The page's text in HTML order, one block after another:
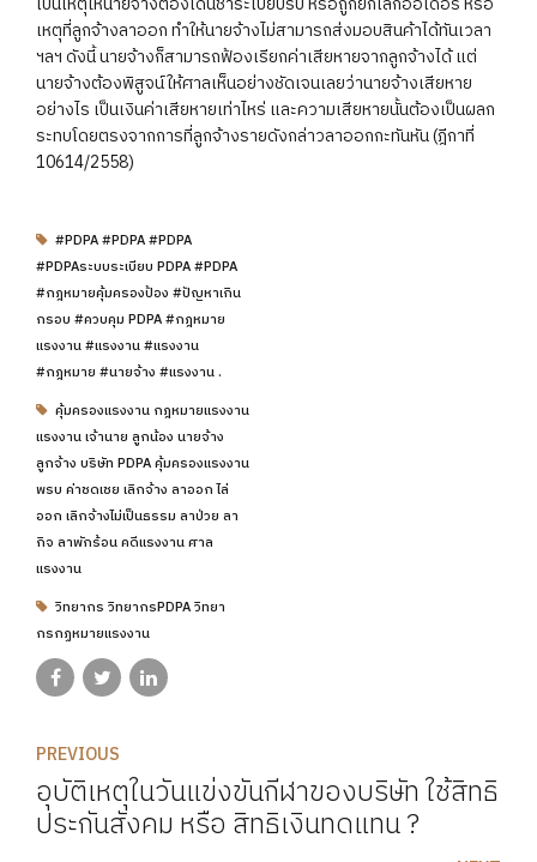
เหตุที่ลูกจ้างลาออก ทำให้นายจ้างไม่สามารถส่งมอบสินค้าได้ทันเวลา
ฯลฯ ดังนี้ นายจ้างก็สามารถฟ้องเรียกค่าเสียหายจากลูกจ้างได้ แต่
นายจ้างต้องพิสูจน์ให้ศาลเห็นอย่างชัดเจนเลยว่านายจ้างเสียหาย
อย่างไร เป็นเงินค่าเสียหายเท่าไหร่ และความเสียหายนั้นต้องเป็นผลก
ระทบโดยตรงจากการที่ลูกจ้างรายดังกล่าวลาออกกะทันหัน (ฎีกาที่
10614/2558)
#PDPA #PDPA #PDPA
#PDPAระบบระเบียบ PDPA #PDPA
#กฎหมายคุ้มครองป้อง #ปัญหาเกิน
กรอบ #ควบคุม PDPA #กฎหมาย
แรงงาน #แรงงาน #แรงงาน
#กฎหมาย #นายจ้าง #แรงงาน .
คุ้มครองแรงงาน กฎหมายแรงงาน
แรงงาน เจ้านาย ลูกน้อง นายจ้าง
ลูกจ้าง บริษัท PDPA คุ้มครองแรงงาน
พรบ ค่าชดเชย เลิกจ้าง ลาออก ไล่
ออก เลิกจ้างไม่เป็นธรรม ลาป่วย ลา
กิจ ลาพักร้อน คดีแรงงาน ศาล
แรงงาน
วิทยากร วิทยากรPDPA วิทยา
กรกฏหมายแรงงาน
PREVIOUS
อุบัติเหตุในวันแข่งขันกีฬาของบริษัท ใช้สิทธิ
ประกันสังคม หรือ สิทธิเงินทดแทน ?